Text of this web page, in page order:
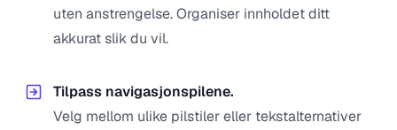
uten anstrengelse. Organiser innholdet ditt
akkurat slik du vil.
Tilpass navigasjonspilene.
Velg mellom ulike pilstiler eller tekstalternativer